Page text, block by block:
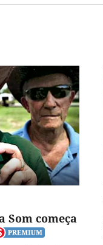
Som começa